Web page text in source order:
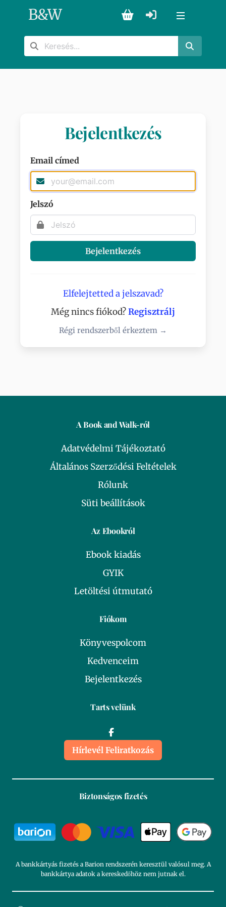
B&W
Bejelentkezés
Email címed
Jelszó
Bejelentkezés
Elfelejtetted a jelszavad?
Még nincs fiókod?Regisztrálj
Régi rendszerből érkeztem →
A Book and Walk-ról
Adatvédelmi Tájékoztató
Általános Szerződési Feltételek
Rólunk
Süti beállítások
Az Ebookról
Ebook kiadás
GYIK
Letöltési útmutató
Fiókom
Könyvespolcom
Kedvenceim
Bejelentkezés
Tarts velünk
Hírlevél Feliratkozás
Biztonságos fizetés
A bankkártyás fizetés a Barion rendszerén keresztül valósul meg. A
bankkártya adatok a kereskedőhöz nem jutnak el.